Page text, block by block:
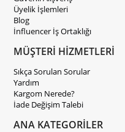
Üyelik İşlemleri
Blog
İnfluencer İş Ortaklığı
MÜŞTERİ HİZMETLERİ
Sıkça Sorulan Sorular
Yardım
Kargom Nerede?
İade Değişim Talebi
ANA KATEGORİLER